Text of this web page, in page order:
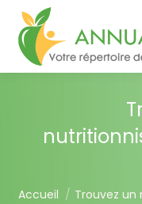
You are here:
Accueil Trouvez